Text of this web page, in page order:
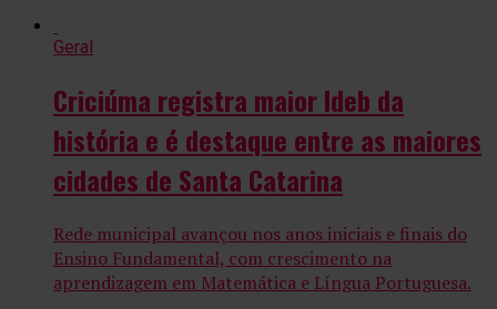
Geral
Criciúma registra maior Ideb da
história e é destaque entre as maiores
cidades de Santa Catarina
Rede municipal avançou nos anos iniciais e finais do
Ensino Fundamental, com crescimento na
aprendizagem em Matemática e Língua Portuguesa.